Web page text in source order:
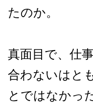
たのか。
真面目で、仕
合わないはと
とではなかっ